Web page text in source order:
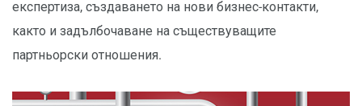
експертиза, създаването на нови бизнес-контакти,
както и задълбочаване на съществуващите
партньорски отношения.